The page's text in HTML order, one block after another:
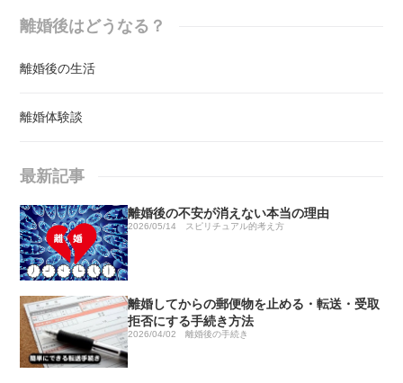
離婚後はどうなる？
離婚後の生活
離婚体験談
最新記事
離婚後の不安が消えない本当の理由
2026/05/14 スピリチュアル的考え方
離婚してからの郵便物を止める・転送・受取
拒否にする手続き方法
2026/04/02 離婚後の手続き